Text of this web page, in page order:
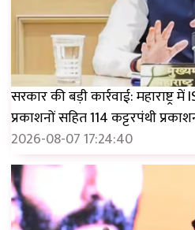
सरकार की बड़ी कार्रवाई:
प्रकाशनों सहित 114 कट्टरपंथी
2026-08-07 17:24:40